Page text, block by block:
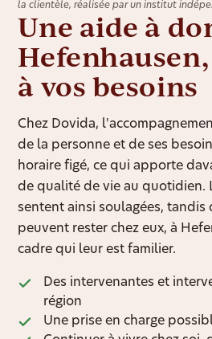
la clientèle, réalisée par un institut
Une aide à
à vos besoins
Chez Dovida,
de la personne et de ses
horaire figé, ce qui apporte
de qualité de vie au quotidien.
sentent ainsi soulagées, tandis
peuvent rester chez eux, à
cadre qui leur est familier.
Des intervenantes et
région
Une prise en charge